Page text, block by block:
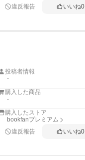
違反報告
いいね0
投稿者情報
-
購入した商品
-
購入したストア
bookfanプレミアム
違反報告
いいね0